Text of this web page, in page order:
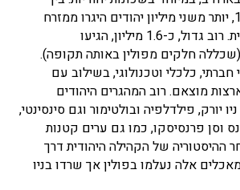
השנים 1881 ו-1914, יותר משני מיליון יהודים היגרו ממזרח
אירופה לארצות הברית. רוב גדול, כ-1.6 מיליון, הגיעו
חלקים מפולין באותה תקופה).
כלכלי וטכנולוגי, בשילוב עם
מוצאם. רוב המהגרים היהודים
יורק, פילדלפיה ובולטימור וגם סינסינטי,
וסן פרנסיסקו, כמו גם ערים קטנות
ההיסטוריה של הקהילה היהודית דרך
אלה נעלמו בפולין אך שרדו בניו